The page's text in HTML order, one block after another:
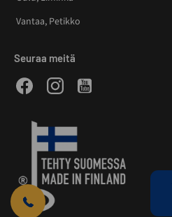
Vantaa, Petikko
Seuraa meitä
FacebookInstagramYoutube